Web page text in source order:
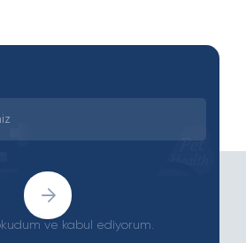
ve kabul ediyorum.